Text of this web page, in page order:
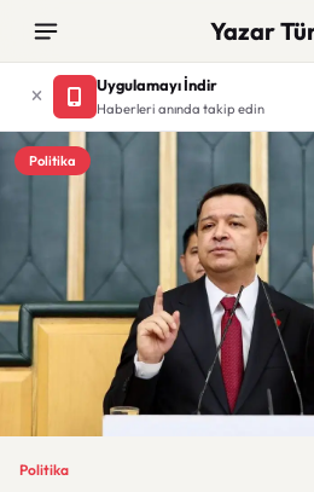
Yazar
Uygulamayı İndir
Haberleri anında takip edin
Politika
Politika